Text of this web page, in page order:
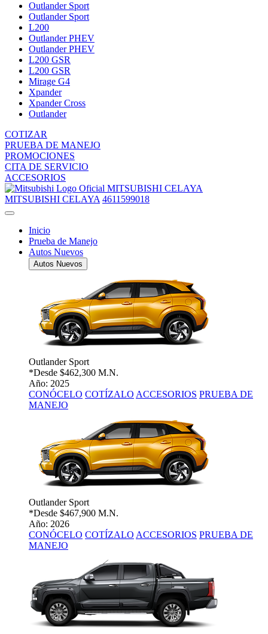
Outlander Sport
Outlander Sport
L200
Outlander PHEV
Outlander PHEV
L200 GSR
L200 GSR
Mirage G4
Xpander
Xpander Cross
Outlander
COTIZAR
PRUEBA DE MANEJO
PROMOCIONES
CITA DE SERVICIO
ACCESORIOS
MITSUBISHI CELAYA
MITSUBISHI CELAYA 4611599018
Inicio
Prueba de Manejo
Autos Nuevos
Autos Nuevos
Outlander Sport
*Desde $462,300 M.N.
Año: 2025
CONÓCELO COTÍZALO ACCESORIOS PRUEBA DE
MANEJO
Outlander Sport
*Desde $467,900 M.N.
Año: 2026
CONÓCELO COTÍZALO ACCESORIOS PRUEBA DE
MANEJO